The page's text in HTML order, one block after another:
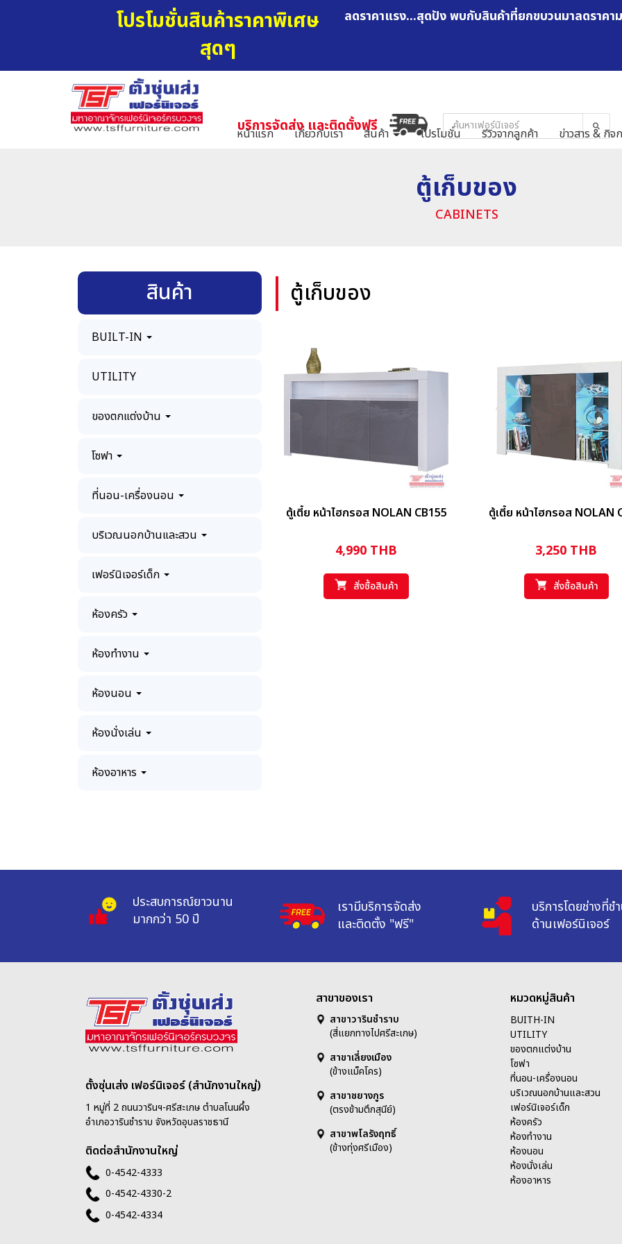
โปรโมชั่นสินค้าราคาพิเศษ
สุดๆ
ลดราคาแรง...สุดปัง พบกับสินค้าที่ยกขบวนมาลดราคา
หน้าแรก เกี่ยวกับเรา สินค้า โปรโมชั่น รีวิวจากลูกค้า ข่าวสาร & กิจ
บริการจัดส่ง และติดตั้งฟรี
ตู้เก็บของ
CABINETS
สินค้า
BUILT-IN
UTILITY
ของตกแต่งบ้าน
โซฟา
ที่นอน-เครื่องนอน
บริเวณนอกบ้านและสวน
เฟอร์นิเจอร์เด็ก
ห้องครัว
ห้องทำงาน
ห้องนอน
ห้องนั่งเล่น
ห้องอาหาร
ตู้เก็บของ
ตู้เตี้ย หน้าไฮกรอส NOLAN CB155
4,990 THB
สั่งซื้อสินค้า
ตู้เตี้ย หน้าไฮกรอส NOLAN
3,250 THB
สั่งซื้อสินค้า
ประสบการณ์ยาวนาน
มากกว่า 50 ปี
เรามีบริการจัดส่ง
และติดตั้ง "ฟรี"
บริการโดยช่างที่ช
ด้านเฟอร์นิเจอร์
ตั้งซุ่นเส่ง เฟอร์นิเจอร์ (สำนักงานใหญ่)
1 หมู่ที่ 2 ถนนวารินฯ-ศรีสะเกษ ตำบลโนนผึ้ง
อำเภอวารินชำราบ จังหวัดอุบลราชธานี
ติดต่อสำนักงานใหญ่
0-4542-4333
0-4542-4330-2
0-4542-4334
สาขาของเรา
สาขาวารินชำราบ
(สี่แยกทางไปศรีสะเกษ)
สาขาเลี่ยงเมือง
(ข้างแม็คโคร)
สาขาชยางกูร
(ตรงข้ามตึกสุนีย์)
สาขาพโลรังฤทธิ์
(ข้างทุ่งศรีเมือง)
หมวดหมู่สินค้า
BUITH-IN
UTILITY
ของตกแต่งบ้าน
โซฟา
ที่นอน-เครื่องนอน
บริเวณนอกบ้านและสวน
เฟอร์นิเจอร์เด็ก
ห้องครัว
ห้องทำงาน
ห้องนอน
ห้องนั่งเล่น
ห้องอาหาร